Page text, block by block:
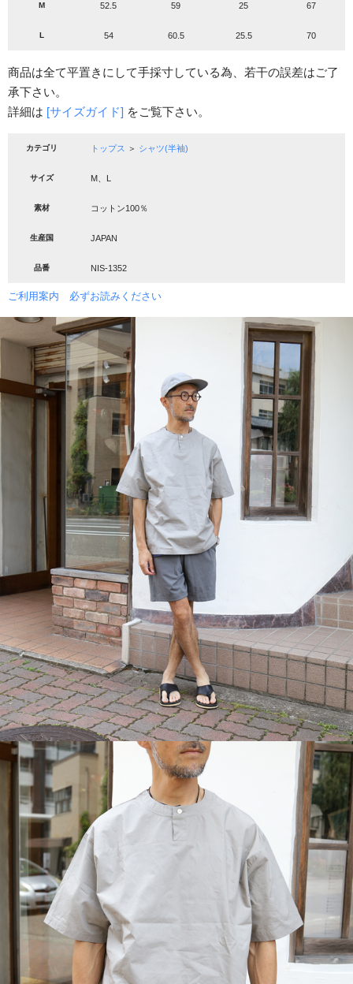
M 52.5 59 25 67
L 54 60.5 25.5 70
商品は全て平置きにして手採寸している為、若干の誤差はご了
承下さい。
詳細は [サイズガイド] をご覧下さい。
カテゴリ トップス ＞ シャツ(半袖)
サイズ M、L
素材 コットン100％
生産国 JAPAN
品番 NIS-1352
ご利用案内 必ずお読みください